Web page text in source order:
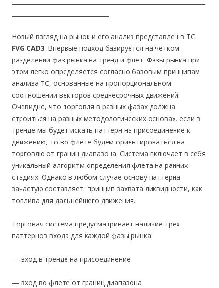
Новый взгляд на рынок и его анализ представлен в ТС
FVG CAD3. Впервые подход базируется на четком
разделении фаз рынка на тренд и флет. Фазы рынка при
этом легко определяется согласно базовым принципам
анализа ТС, основанные на пропорциональном
соотношении векторов среднесрочных движений.
Очевидно, что торговля в разных фазах должна
строиться на разных методологических основах, если в
тренде мы будет искать паттерн на присоединение к
движению, то во флете будем ориентироваться на
торговлю от границ диапазона. Система включает в себя
уникальный алгоритм определения флета на ранних
стадиях. Однако в любом случае основу паттерна
зачастую составляет принцип захвата ликвидности, как
топлива для дальнейшего движения.
Торговая система предусматривает наличие трех
паттернов входа для каждой фазы рынка:
— вход в тренде на присоединение
— вход во флете от границ диапазона